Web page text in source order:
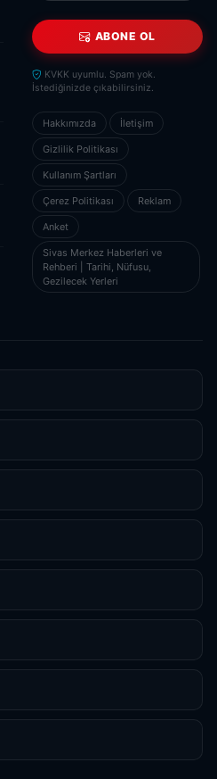
ABONE OL
KVKK uyumlu. Spam yok.
İstediğinizde çıkabilirsiniz.
Hakkımızda İletişim
Gizlilik Politikası
Kullanım Şartları
Çerez Politikası Reklam
Anket
Sivas Merkez Haberleri ve
Rehberi | Tarihi, Nüfusu,
Gezilecek Yerleri